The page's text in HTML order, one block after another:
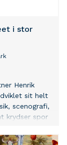
i stor
Henrik
sit helt
scenografi,
krydser spor
Vibskov